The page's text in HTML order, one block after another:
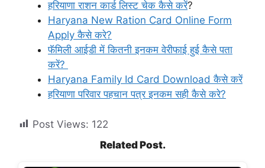
हरियाणा राशन कार्ड लिस्ट चेक कैसे करें?
Haryana New Ration Card Online Form
Apply कैसे करे?
फॅमिली आईडी में कितनी इनकम वेरीफाई हुई कैसे पता
करें?
Haryana Family Id Card Download कैसे करें
हरियाणा परिवार पहचान पत्र इनकम सही कैसे करे?
Post Views: 122
Related Post.